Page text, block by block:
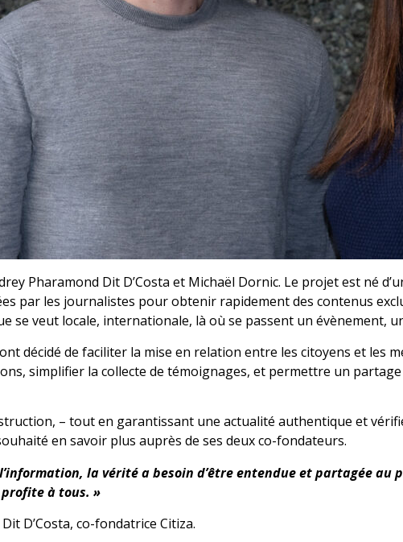
Pharamond Dit D’Costa et Michaël Dornic. Le projet est né
par les journalistes pour obtenir rapidement des contenus
se veut locale, internationale, là où se passent un évènement,
décidé de faciliter la mise en relation entre les citoyens et les
simplifier la collecte de témoignages, et permettre un
– tout en garantissant une actualité authentique et
en savoir plus auprès de ses deux co-fondateurs.
la vérité a besoin d’être entendue et partagée
à tous. »
D’Costa, co-fondatrice Citiza.